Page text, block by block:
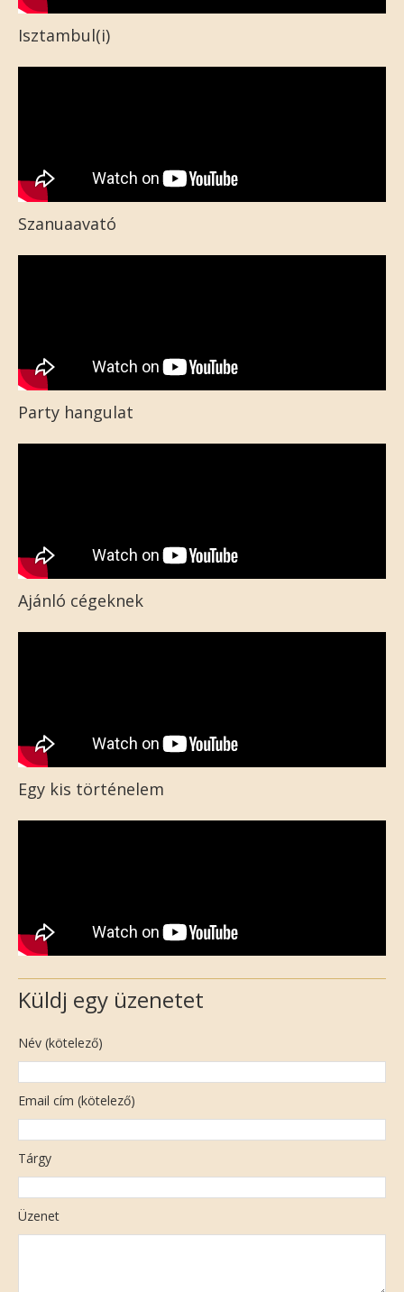
Isztambul(i)
Szanuaavató
Party hangulat
Ajánló cégeknek
Egy kis történelem
Küldj egy üzenetet
Név (kötelező)
Email cím (kötelező)
Tárgy
Üzenet